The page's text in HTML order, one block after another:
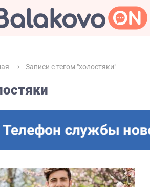
Записи с тегом "холостяки"